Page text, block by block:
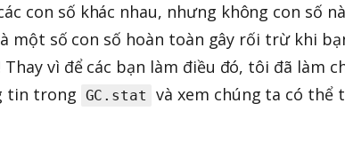
con số khác nhau, nhưng không con số
một số con số hoàn toàn gây rối trừ khi
Thay vì để các bạn làm điều đó, tôi đã làm
tin trong GC.stat
và xem chúng ta có thể